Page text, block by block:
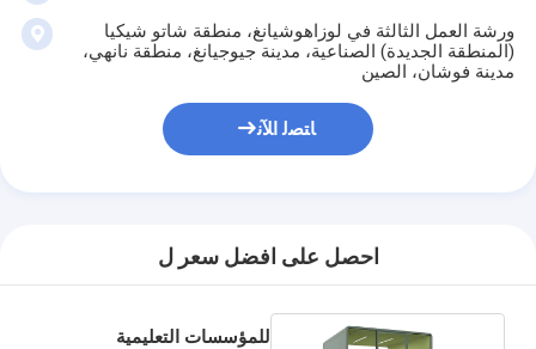
ورشة العمل الثالثة في لوزاهوشيانغ، منطقة شاتو شيكيا
(المنطقة الجديدة) الصناعية، مدينة جيوجيانغ، منطقة نانهي،
مدينة فوشان، الصين
ﺎﺘﺼﻟ ﺍﻶﻧ
احصل على افضل سعر ل
للمؤسسات التعليمية